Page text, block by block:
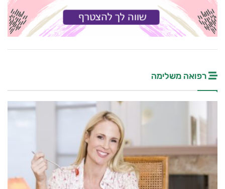
רפואה משלימה